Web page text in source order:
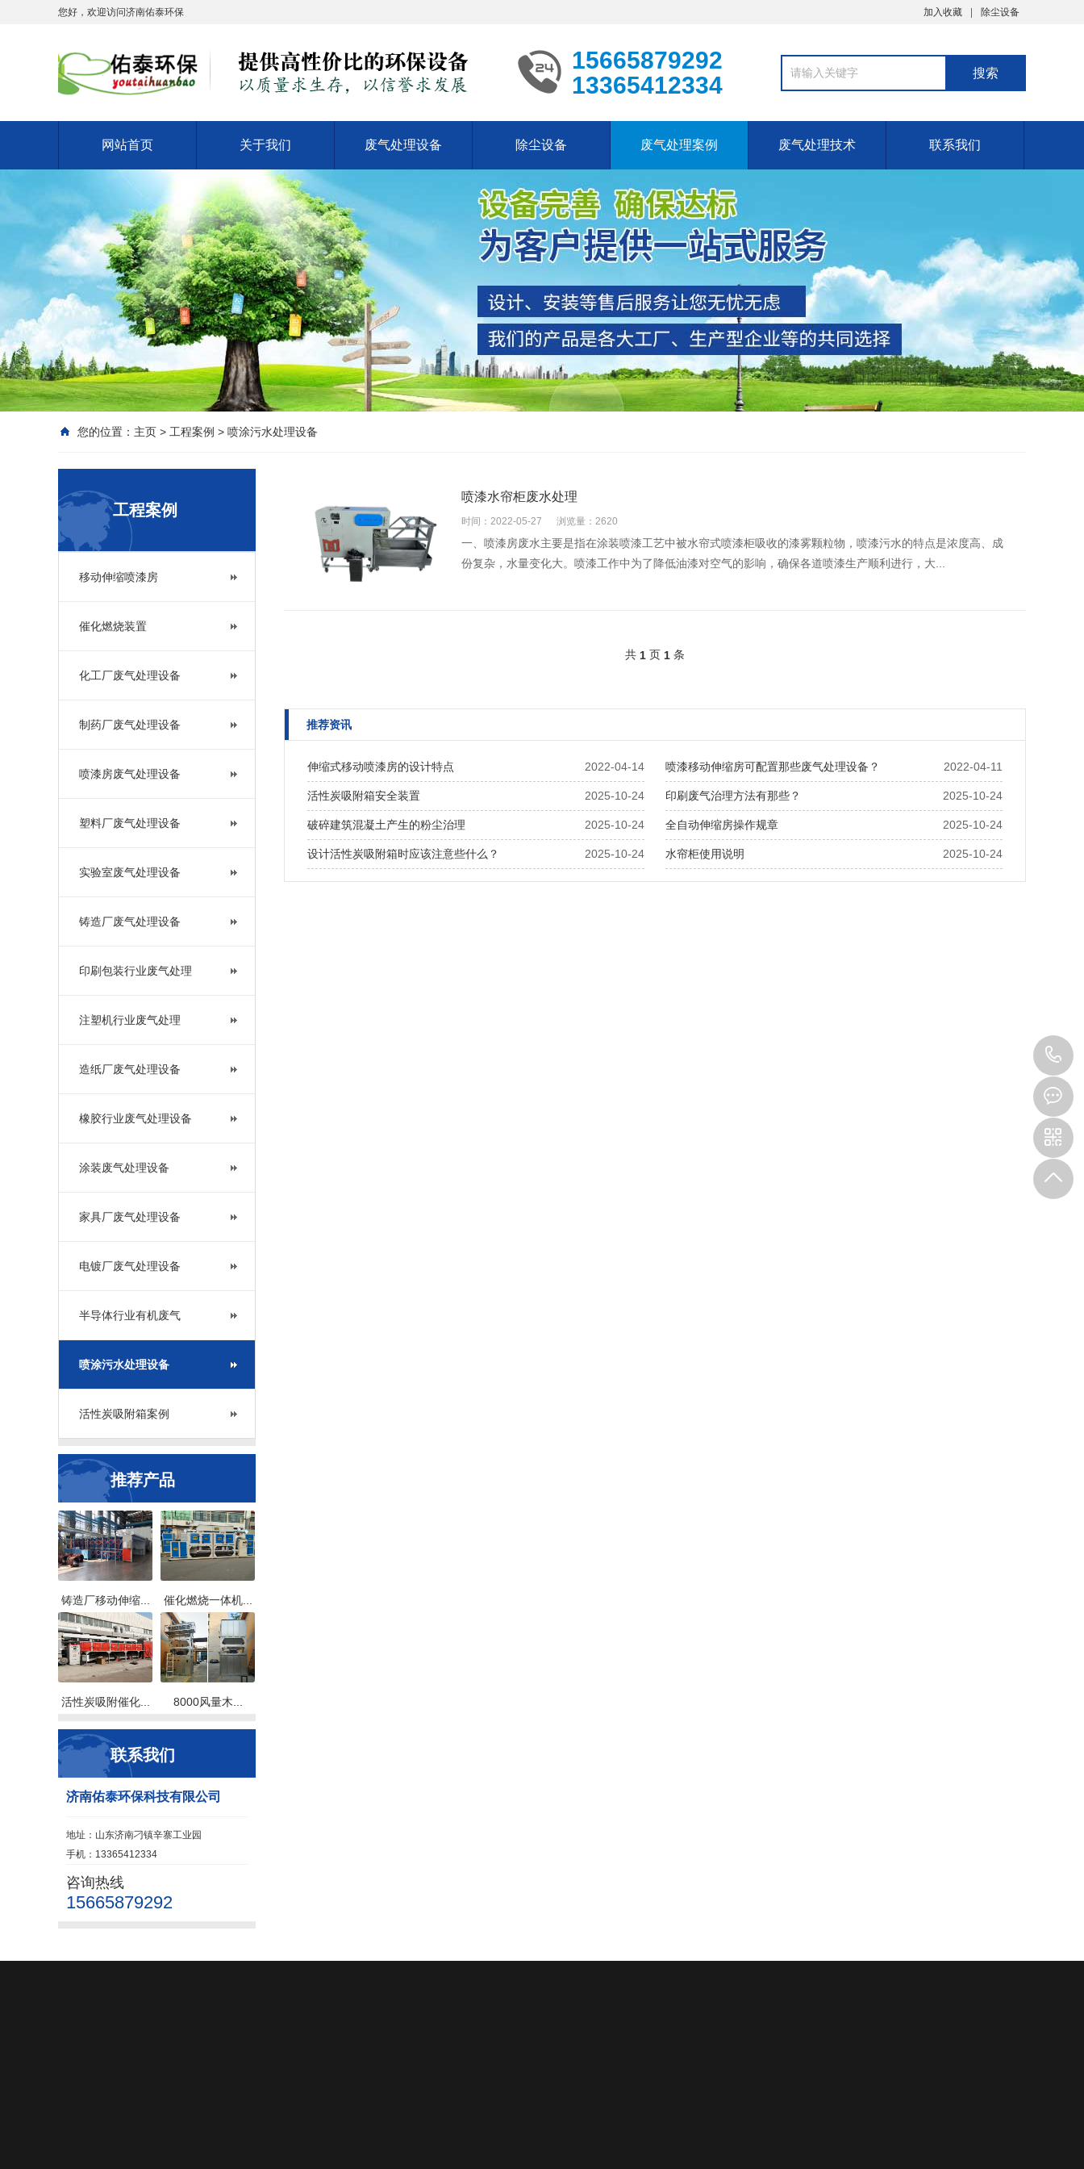
您好，欢迎访问济南佑泰环保 加入收藏 除尘设备
15665879292
13365412334
网站首页 关于我们 废气处理设备 除尘设备 废气处理案例 废气处理技术 联系我们
您的位置： 主页 > 工程案例 > 喷涂污水处理设备
工程案例
移动伸缩喷漆房
催化燃烧装置
化工厂废气处理设备
制药厂废气处理设备
喷漆房废气处理设备
塑料厂废气处理设备
实验室废气处理设备
铸造厂废气处理设备
印刷包装行业废气处理
注塑机行业废气处理
造纸厂废气处理设备
橡胶行业废气处理设备
涂装废气处理设备
家具厂废气处理设备
电镀厂废气处理设备
半导体行业有机废气
喷涂污水处理设备
活性炭吸附箱案例
推荐产品
铸造厂移动伸缩... 催化燃烧一体机...
活性炭吸附催化... 8000风量木...
联系我们
济南佑泰环保科技有限公司
地址：山东济南刁镇辛寨工业园
手机：13365412334
咨询热线
15665879292
喷漆水帘柜废水处理
时间：2022-05-27 浏览量：2620
一、喷漆房废水主要是指在涂装喷漆工艺中被水帘式喷漆柜吸收的漆雾颗粒物，喷漆污水的特点是浓度高、成
份复杂，水量变化大。喷漆工作中为了降低油漆对空气的影响，确保各道喷漆生产顺利进行，大...
共 1 页 1 条
推荐资讯
2022-04-14
伸缩式移动喷漆房的设计特点 2022-04-11
喷漆移动伸缩房可配置那些废气处理设备？
2025-10-24
活性炭吸附箱安全装置 2025-10-24
印刷废气治理方法有那些？
2025-10-24
破碎建筑混凝土产生的粉尘治理 2025-10-24
全自动伸缩房操作规章
2025-10-24
设计活性炭吸附箱时应该注意些什么？ 2025-10-24
水帘柜使用说明